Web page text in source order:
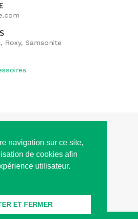
navigation sur ce site,
de cookies afin
utilisateur.
ET FERMER
Roxy, Samsonite